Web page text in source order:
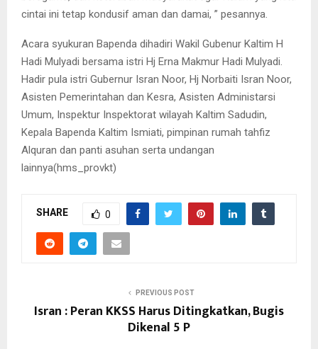
cintai ini tetap kondusif aman dan damai, ” pesannya.
Acara syukuran Bapenda dihadiri Wakil Gubenur Kaltim H
Hadi Mulyadi bersama istri Hj Erna Makmur Hadi Mulyadi.
Hadir pula istri Gubernur Isran Noor, Hj Norbaiti Isran Noor,
Asisten Pemerintahan dan Kesra, Asisten Administarsi
Umum, Inspektur Inspektorat wilayah Kaltim Sadudin,
Kepala Bapenda Kaltim Ismiati, pimpinan rumah tahfiz
Alquran dan panti asuhan serta undangan
lainnya(hms_provkt)
SHARE 0
PREVIOUS POST
Isran : Peran KKSS Harus Ditingkatkan, Bugis
Dikenal 5 P